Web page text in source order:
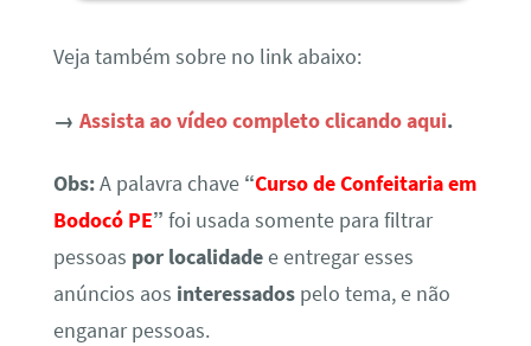
Veja também sobre no link abaixo:
→ Assista ao vídeo completo clicando aqui.
Obs:A palavra chave “Curso de Confeitaria em
Bodocó PE” foi usada somente para filtrar
pessoas por localidadee entregar esses
anúncios aos interessadospelo tema, e não
enganar pessoas.